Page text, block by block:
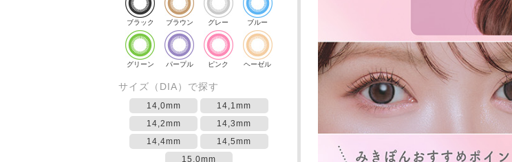
ブラック ブラウン グレー ブルー
グリーン パープル ピンク ヘーゼル
サイズ（DIA）で探す
14,0mm
14,1mm
14,2mm
14,3mm
14,4mm
14,5mm
15,0mm